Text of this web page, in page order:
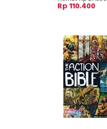
Rp 110.400